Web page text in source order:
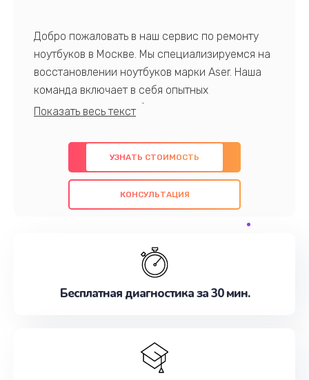
Добро пожаловать в наш сервис по ремонту
ноутбуков в Москве. Мы специализируемся на
восстановлении ноутбуков марки Aser. Наша
команда включает в себя опытных
профессионалов с обширными знаниями и
предлагаем быстрый и качественный ремонт с
использованием оригинальных компонентов, а
также гарантируем качество всех
проведенных работ. Наша цель - предоставить
наилучшим образом. Не медлите записаться на
УЗНАТЬ СТОИМОСТЬ
КОНСУЛЬТАЦИЯ
Бесплатная диагностика за 30 мин.